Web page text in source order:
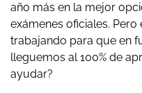
año más en la mejor
exámenes oficiales.
trabajando para que en
lleguemos al 100% de
ayudar?